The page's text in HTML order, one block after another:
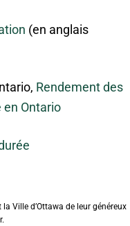
(en anglais
Rendement des
en Ontario
la Ville d’Ottawa de leur généreux